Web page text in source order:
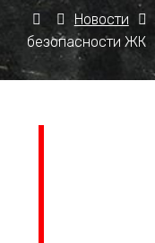
Новости
безопасности ЖК